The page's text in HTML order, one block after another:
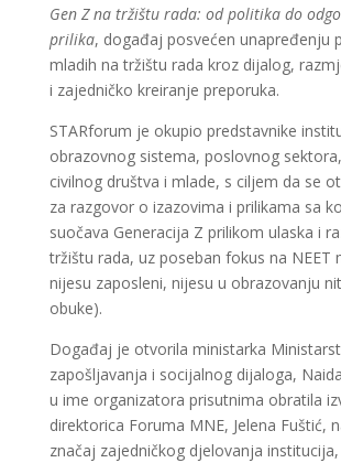
Gen Z na tržištu rada: od politika do
prilika, događaj posvećen unapređenju
mladih na tržištu rada kroz dijalog,
i zajedničko kreiranje preporuka.
STARforum je okupio predstavnike
obrazovnog sistema, poslovnog
civilnog društva i mlade, s ciljem da se
za razgovor o izazovima i prilikama sa
suočava Generacija Z prilikom ulaska i
tržištu rada, uz poseban fokus na NEET
nijesu zaposleni, nijesu u obrazovanju
obuke).
Događaj je otvorila ministarka
zapošljavanja i socijalnog dijaloga,
u ime organizatora prisutnima obratila
direktorica Foruma MNE, Jelena Fuštić,
značaj zajedničkog djelovanja